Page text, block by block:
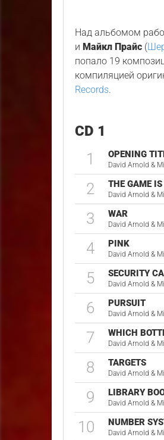
Над альбомом
и Майкл Прайс (
попало 19
компиляцией
Records.
CD 1
1 OPENING
David Arnold &
2 THE GAME IS
David Arnold &
3 WAR
David Arnold &
4 PINK
David Arnold &
5 SECURITY
David Arnold &
6 PURSUIT
David Arnold &
7 WHICH
David Arnold &
8 TARGETS
David Arnold &
9 LIBRARY
David Arnold &
10 NUMBER
David Arnold &